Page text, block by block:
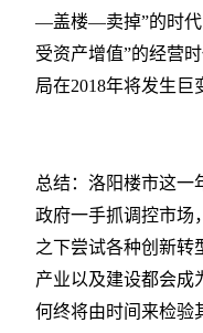
—盖楼—卖掉”的时
受资产增值”的经营
局在2018年将发生巨
总结：洛阳楼市这一
政府一手抓调控市场
之下尝试各种创新转
产业以及建设都会成
何终将由时间来检验